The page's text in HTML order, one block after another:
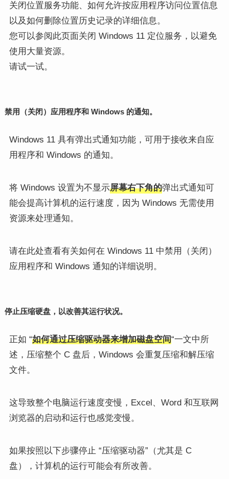
关闭位置服务功能、如何允许按应用程序访问位置信息
以及如何删除位置历史记录的详细信息。
您可以参阅此页面关闭 Windows 11 定位服务，以避免
使用大量资源。
请试一试。
禁用（关闭）应用程序和 Windows 的通知。
Windows 11 具有弹出式通知功能，可用于接收来自应
用程序和 Windows 的通知。
将 Windows 设置为不显示屏幕右下角的弹出式通知可
能会提高计算机的运行速度，因为 Windows 无需使用
资源来处理通知。
请在此处查看有关如何在 Windows 11 中禁用（关闭）
应用程序和 Windows 通知的详细说明。
停止压缩硬盘，以改善其运行状况。
正如 “如何通过压缩驱动器来增加磁盘空间“一文中所
述，压缩整个 C 盘后，Windows 会重复压缩和解压缩
文件。
这导致整个电脑运行速度变慢，Excel、Word 和互联网
浏览器的启动和运行也感觉变慢。
如果按照以下步骤停止 “压缩驱动器”（尤其是 C
盘），计算机的运行可能会有所改善。